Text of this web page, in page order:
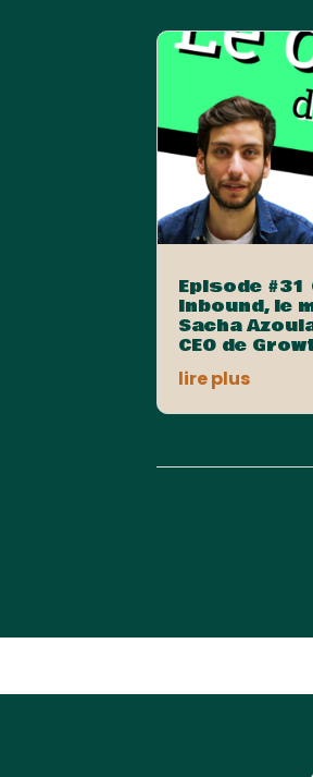
Episode
Inbound, le
Sacha
CEO de
lire plus